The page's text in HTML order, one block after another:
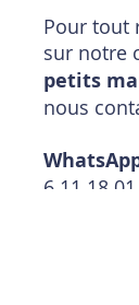
Pour tout
sur notre
petits
nous
6 11 18